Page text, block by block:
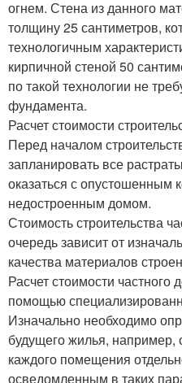
огнем. Стена из данного
толщину 25 сантиметров,
технологичным
кирпичной стеной 50
по такой технологии не
фундамента.
Расчет стоимости
Перед началом
запланировать все
оказаться с опустошенным
недостроенным домом.
Стоимость строительства
очередь зависит от
качества материалов
Расчет стоимости
помощью
Изначально необходимо
будущего жилья,
каждого помещения
осведомленным в таких